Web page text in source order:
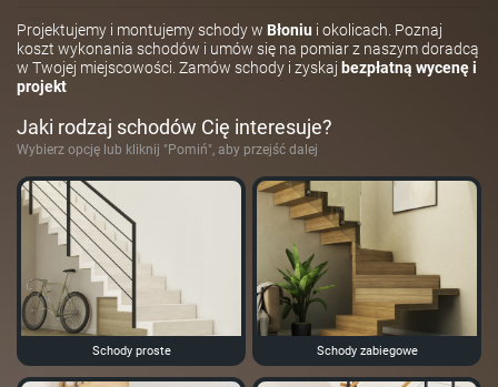
Projektujemy i montujemy schody w Błoniu i okolicach. Poznaj
koszt wykonania schodów i umów się na pomiar z naszym doradcą
w Twojej miejscowości. Zamów schody i zyskaj bezpłatną wycenę i
projekt
Jaki rodzaj schodów Cię interesuje?
Wybierz opcję lub kliknij "Pomiń", aby przejść dalej
Schody proste Schody zabiegowe